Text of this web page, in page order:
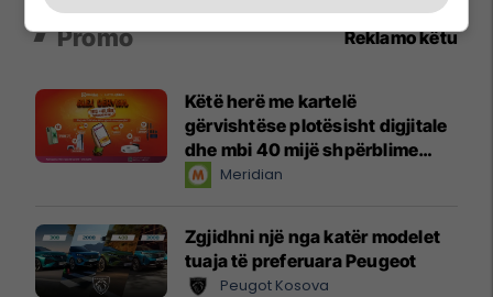
Promo Reklamo këtu
Këtë herë me kartelë
gërvishtëse plotësisht digjitale
dhe mbi 40 mijë shpërblime
instant!Meridian
Zgjidhni një nga katër modelet
tuaja të preferuara Peugeot
Peugot Kosova